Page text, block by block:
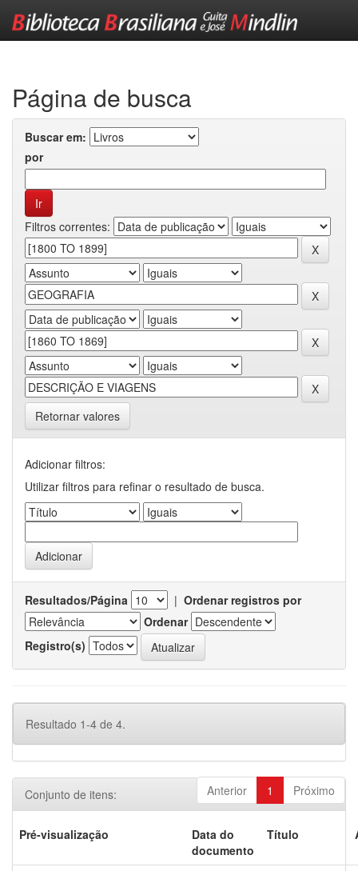
Página de busca
Buscar em:
por
Filtros correntes:
Retornar valores
Adicionar filtros:
Utilizar filtros para refinar o resultado de busca.
Resultados/Página | Ordenar registros por
Ordenar
Registro(s)
Resultado 1-4 de 4.
Anterior 1 Próximo
Conjunto de itens:
Pré-visualização
Data do
documento
Título